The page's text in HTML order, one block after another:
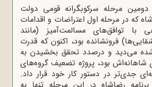
از سال 1310 دومین مرحله سرکوبگرانه قومی دولت
که در مرحله اول اعتراضات و اقدامات
با توافق‌های مسالمت‌آمیز (مانند
فرونشانده بود، اکنون که قدرت
می‌دید و درصدد تحقق بخشیدن به
شاهانه‌اش بود، پروژه تضعیف گروه‌های
جدی‌تر در دستور کار خود قرار داد.